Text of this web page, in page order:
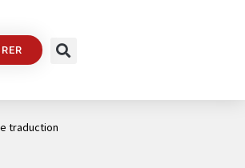
traduction